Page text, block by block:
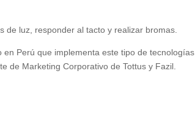
de luz, responder al tacto y realizar bromas.
Perú que implementa este tipo de tecnologías
de Marketing Corporativo de Tottus y Fazil.